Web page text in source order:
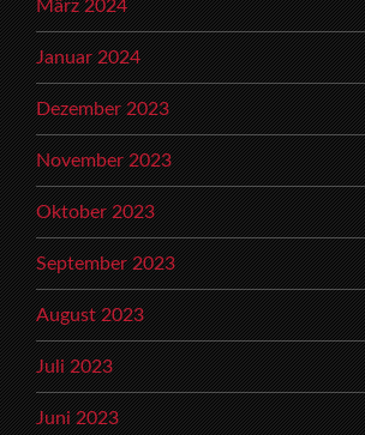
März 2024
Januar 2024
Dezember 2023
November 2023
Oktober 2023
September 2023
August 2023
Juli 2023
Juni 2023